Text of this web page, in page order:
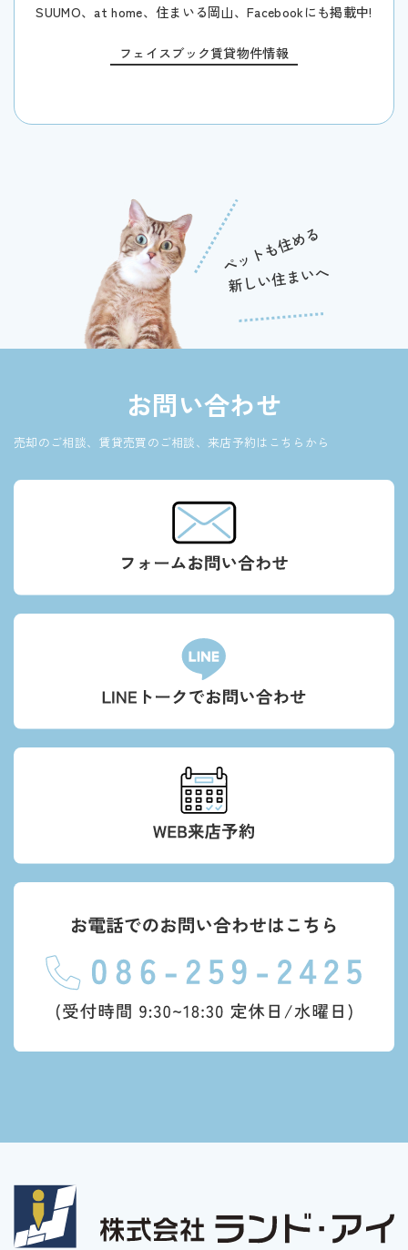
SUUMO、at home、住まいる岡山、Facebookにも掲載中!
フェイスブック賃貸物件情報
お問い合わせ
売却のご相談、賃貸売買のご相談、来店予約はこちらから